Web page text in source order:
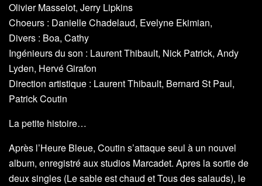
Olivier Masselot, Jerry Lipkins
Choeurs : Danielle Chadelaud, Evelyne Ekimian,
Divers : Boa, Cathy
Ingénieurs du son : Laurent Thibault, Nick Patrick, Andy
Lyden, Hervé Girafon
Direction artistique : Laurent Thibault, Bernard St Paul,
Patrick Coutin
La petite histoire…
Après l’Heure Bleue, Coutin s’attaque seul à un nouvel
album, enregistré aux studios Marcadet. Apres la sortie de
deux singles (Le sable est chaud et Tous des salauds), le